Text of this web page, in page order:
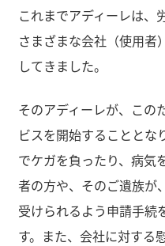
これまでアディーレは、
さまざまな会社（使用者
してきました。
そのアディーレが、この
ビスを開始することとな
でケガを負ったり、病気
者の方や、そのご遺族が
受けられるよう申請手続
す。また、会社に対する